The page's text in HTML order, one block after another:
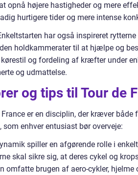
opnå højere hastigheder og mere
hurtigere tider og mere intense
har også inspireret
holdkammerater til at hjælpe og
kørestil og fordeling af kræfter under
og udmattelse.
og tips til Tour de
er en disciplin, der kræver
enhver entusiast bør overveje:
spiller en afgørende rolle i
skal sikre sig, at deres cykel og
omfatte brugen af aero-cykler, hjelme